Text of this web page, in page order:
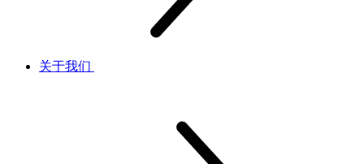
关于我们